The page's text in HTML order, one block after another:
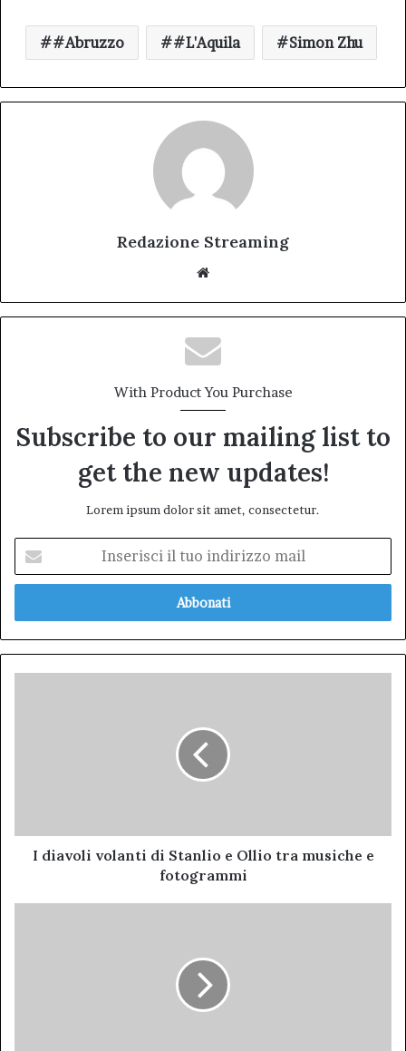
#Abruzzo #L'Aquila Simon Zhu
Redazione Streaming
With Product You Purchase
Subscribe to our mailing list to
get the new updates!
Lorem ipsum dolor sit amet, consectetur.
tuo
mail
musiche
I diavoli volanti di Stanlio e Ollio tra musiche e
fotogrammi